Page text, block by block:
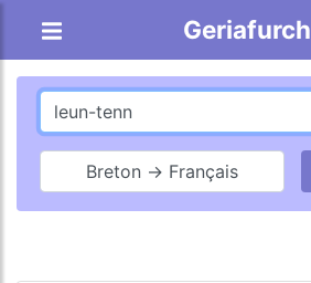
Geriafurch
Breton → Français